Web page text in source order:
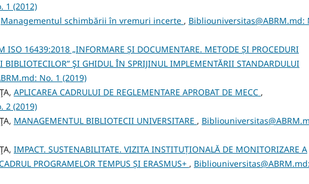
1 (2012)
Managementul schimbării în vremuri incerte , Bibliouniversitas@ABRM.md:
ISO 16439:2018 „INFORMARE ȘI DOCUMENTARE. METODE ȘI PROCEDURI
BIBLIOTECILOR” ŞI GHIDUL ÎN SPRIJINUL IMPLEMENTĂRII STANDARDULUI
No. 1 (2019)
APLICAREA CADRULUI DE REGLEMENTARE APROBAT DE MECC ,
2 (2019)
MANAGEMENTUL BIBLIOTECII UNIVERSITARE ,
IMPACT. SUSTENABILITATE. VIZITA INSTITUȚIONALĂ DE MONITORIZARE A
PROGRAMELOR TEMPUS ȘI ERASMUS+ , Bibliouniversitas@ABRM.md: